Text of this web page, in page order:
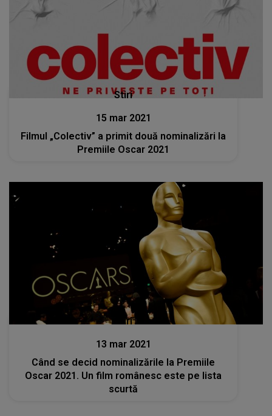
Stiri
15 mar 2021
Filmul „Colectiv” a primit două nominalizări la
Premiile Oscar 2021
Stiri
13 mar 2021
Când se decid nominalizările la Premiile
Oscar 2021. Un film românesc este pe lista
scurtă